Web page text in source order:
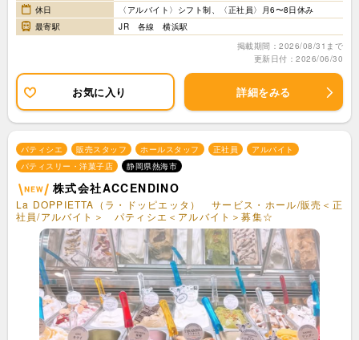
休日
〈アルバイト〉シフト制、〈正社員〉月6〜8日休み
最寄駅
JR 各線 横浜駅
掲載期間：2026/08/31まで
更新日付：2026/06/30
お気に入り 詳細をみる
パティシエ 販売スタッフ ホールスタッフ 正社員
アルバイト
パティスリー・洋菓子店
静岡県熱海市
株式会社ACCENDINO
La DOPPIETTA（ラ・ドッピエッタ） サービス・ホール/販売＜正
社員/アルバイト＞ パティシエ＜アルバイト＞募集☆